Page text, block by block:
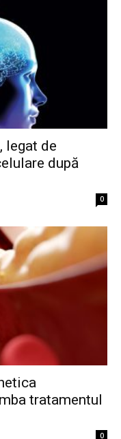
legat de
după
0
tratamentul
0